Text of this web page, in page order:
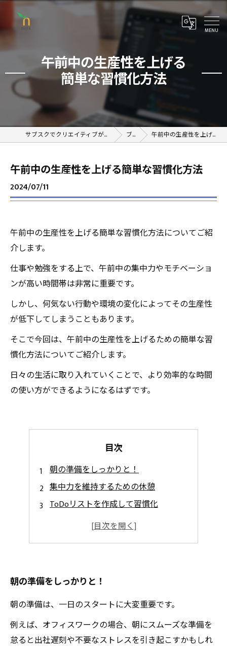
午前中の生産性を上げる
簡単な習慣化方法
サブスクでクリエイティブが学べるオンラインスクール ブログ 午前中の生産性を上げる簡単な習慣化方法
午前中の生産性を上げる簡単な習慣化方法
2024/07/11
午前中の生産性を上げる簡単な習慣化方法についてご紹
介します。
仕事や勉強をする上で、午前中の集中力やモチベーショ
ンが高い時間帯は非常に重要です。
しかし、何気ない行動や環境の変化によってその生産性
が低下してしまうこともあります。
そこで今回は、午前中の生産性を上げるための簡単な習
慣化方法についてご紹介します。
日々の生活に取り入れていくことで、より効率的な時間
の使い方ができるようになるはずです。
目次
朝の準備をしっかりと！
集中力を維持するための休憩
ToDoリストを作成して習慣化
ストレッチや簡単な運動を取り入れる
朝の準備をしっかりと！
朝の準備は、一日のスタートに大変重要です。
例えば、オフィスワークの場合、朝にスムーズな準備を
怠ると出社遅刻や不要なストレスを引き起こすかもしれ